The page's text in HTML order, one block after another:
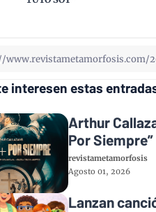
interesen estas
Arthur
Por Siempre”
revistametamorfosis
Agosto 01, 2026
Lanzan